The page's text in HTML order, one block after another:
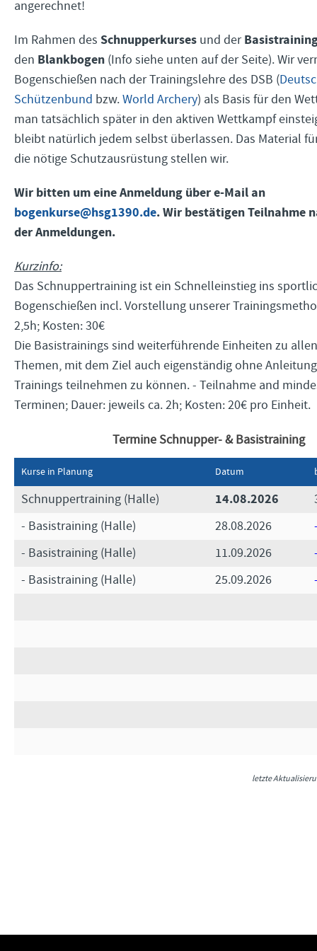
angerechnet!
Im Rahmen des Schnupperkurses und der
den Blankbogen (Info siehe unten auf der Seite). Wir
Bogenschießen nach der Trainingslehre des DSB (
Schützenbund bzw.World Archery) als Basis für den
man tatsächlich später in den aktiven Wettkampf
bleibt natürlich jedem selbst überlassen. Das Material
die nötige Schutzausrüstung stellen wir.
Wir bitten um eine Anmeldung über e-Mail an
bogenkurse@hsg1390.de. Wir bestätigen Teilnahme
der Anmeldungen.
Kurzinfo:
Das Schnuppertraining ist ein Schnelleinstieg ins
Bogenschießen incl. Vorstellung unserer
2,5h; Kosten: 30€
Die Basistrainings sind weiterführende Einheiten zu
Themen, mit dem Ziel auch eigenständig ohne
Trainings teilnehmen zu können. - Teilnahme and
Terminen; Dauer: jeweils ca. 2h; Kosten: 20€ pro Einheit.
Termine Schnupper- & Basistraining
Kurse in Planung Datum
Schnuppertraining (Halle) 14.08.2026
- Basistraining (Halle)
28.08.2026
- Basistraining (Halle)
11.09.2026
- Basistraining (Halle)
25.09.2026
letzte